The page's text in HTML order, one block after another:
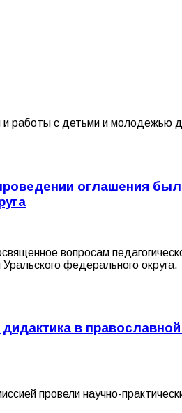
и работы с детьми и молодежью
оглашения
вопросам
федерального
в
провели научно-